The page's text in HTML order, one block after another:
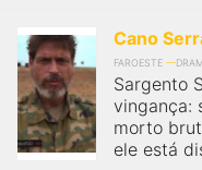
Cano
FAROESTE
Sargento
vingança:
morto
ele está